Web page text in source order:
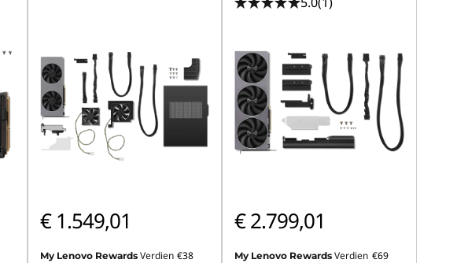
€ 1.549,01
My Lenovo Rewards Verdien €38
€ 2.799,01
My Lenovo Rewards Verdien €69